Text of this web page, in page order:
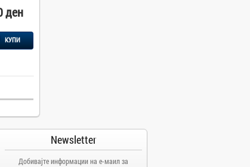
ден
КУПИ
Newsletter
Добивајте информации на е-маил за